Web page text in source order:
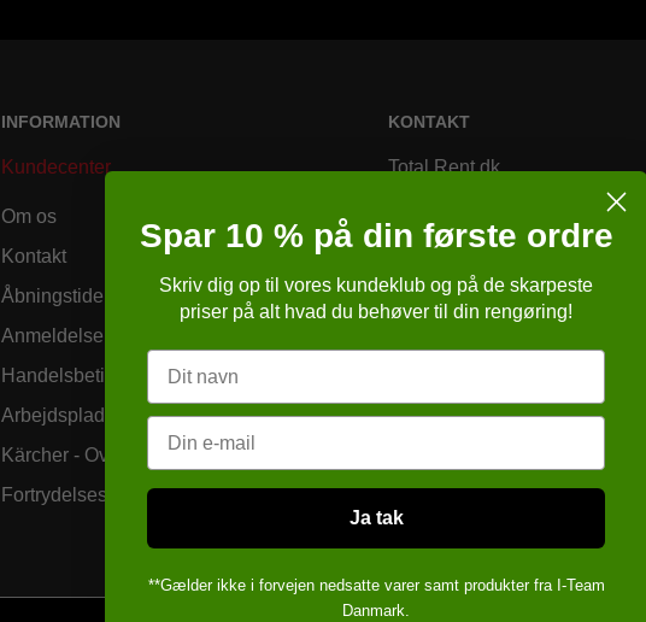
INFORMATION
Kundecenter
Om os
Kontakt
Åbningstider
Anmeldelser
Handelsbetingelser
Arbejdspladsbrugsanvisning (APB)
Kärcher - Overleveringsdokument
Fortrydelsesformular
KONTAKT
Total Rent.dk
8230 Åbyhøj
Danmark
Telefonnr.
86257651
Spar 10 % på din første ordre
Skriv dig op til vores kundeklub og på de skarpeste
priser på alt hvad du behøver til din rengøring!
Navn
Email
Ja tak
**Gælder ikke i forvejen nedsatte varer samt produkter fra I-Team
Danmark.